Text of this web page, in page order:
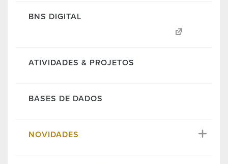
BNS DIGITAL
ATIVIDADES & PROJETOS
BASES DE DADOS
NOVIDADES